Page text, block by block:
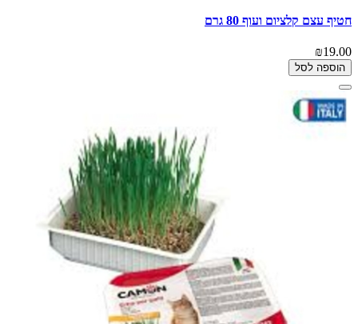
חטיף עצם קלציום ועוף 80 גרם
₪19.00
הוספה לסל